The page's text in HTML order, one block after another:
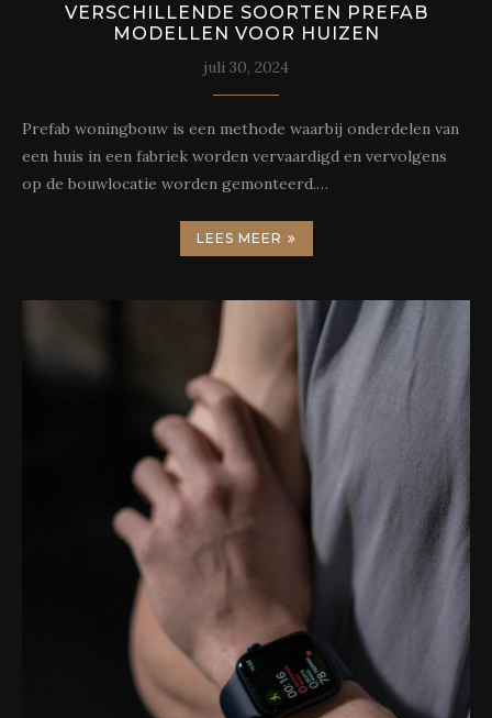
VERSCHILLENDE SOORTEN PREFAB
MODELLEN VOOR HUIZEN
juli 30, 2024
Prefab woningbouw is een methode waarbij onderdelen van
een huis in een fabriek worden vervaardigd en vervolgens
op de bouwlocatie worden gemonteerd.…
LEES MEER